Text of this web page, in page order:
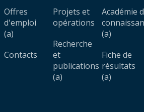
Offres
d'emploi
(a)
Contacts
Projets et
opérations
Recherche
et
publications
(a)
Académie
(a)
Fiche de
résultats
(a)